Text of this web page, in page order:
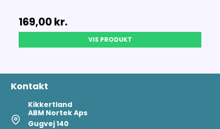
169,00 kr.
VIS PRODUKT
Kontakt
Kikkertland
ABM Nortek Aps
Gugvej 140